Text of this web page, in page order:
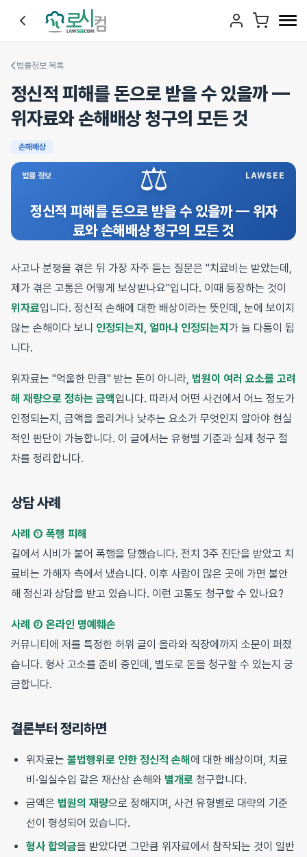
법률정보 목록
정신적 피해를 돈으로 받을 수 있을까 —
위자료와 손해배상 청구의 모든 것
손해배상
법률 정보 ⚖️
정신적 피해를 돈으로 받을 수 있을까 — 위자
료와 손해배상 청구의 모든 것
LAWSEE
사고나 분쟁을 겪은 뒤 가장 자주 듣는 질문은 "치료비는 받았는데,
제가 겪은 고통은 어떻게 보상받나요"입니다. 이때 등장하는 것이
위자료입니다. 정신적 손해에 대한 배상이라는 뜻인데, 눈에 보이지
않는 손해이다 보니 인정되는지, 얼마나 인정되는지 가 늘 다툼이 됩
니다.
위자료는 "억울한 만큼" 받는 돈이 아니라, 법원이 여러 요소를 고려
해 재량으로 정하는 금액입니다. 따라서 어떤 사건에서 어느 정도가
인정되는지, 금액을 올리거나 낮추는 요소가 무엇인지 알아야 현실
적인 판단이 가능합니다. 이 글에서는 유형별 기준과 실제 청구 절
차를 정리합니다.
상담 사례
사례 ① 폭행 피해
길에서 시비가 붙어 폭행을 당했습니다. 전치 3주 진단을 받았고 치
료비는 가해자 측에서 냈습니다. 이후 사람이 많은 곳에 가면 불안
해 정신과 상담을 받고 있습니다. 이런 고통도 청구할 수 있나요?
사례 ② 온라인 명예훼손
커뮤니티에 저를 특정한 허위 글이 올라와 직장에까지 소문이 퍼졌
습니다. 형사 고소를 준비 중인데, 별도로 돈을 청구할 수 있는지 궁
금합니다.
결론부터 정리하면
위자료는 불법행위로 인한 정신적 손해에 대한 배상이며, 치료
비·일실수입 같은 재산상 손해와 별개로 청구합니다.
금액은 법원의 재량으로 정해지며, 사건 유형별로 대략의 기준
선이 형성되어 있습니다.
형사 합의금을 받았다면 그만큼 위자료에서 참작되는 것이 일반